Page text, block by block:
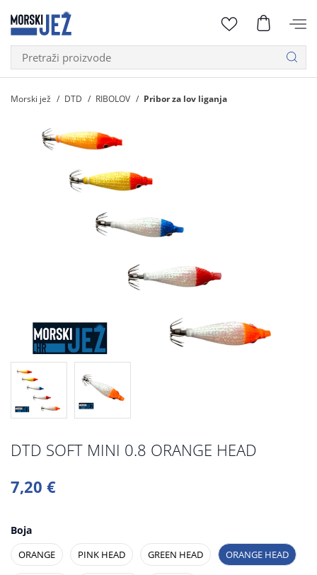
Morski jež DTD RIBOLOV Pribor za lov liganja
DTD SOFT MINI 0.8 ORANGE HEAD
7,20 €
Boja
ORANGE PINK HEAD GREEN HEAD ORANGE HEAD